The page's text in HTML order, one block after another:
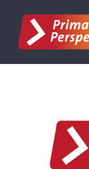
naar
inhoud